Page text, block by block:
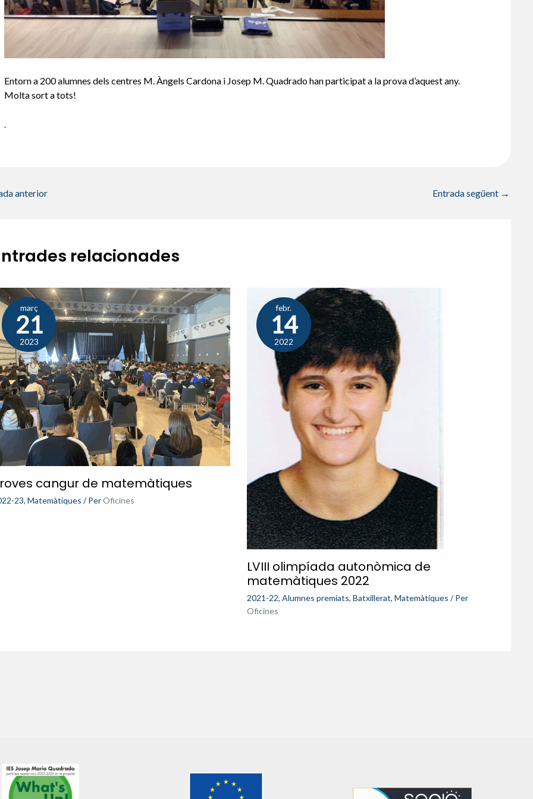
Entorn a 200 alumnes dels centres M. Àngels Cardona i Josep M. Quadrado han participat a la prova d’aquest any.
Molta sort a tots!
.
anterior Entrada següent →
relacionades
març
21
2023
cangur de matemàtiques
23, Matemàtiques / PerOficines
febr.
14
2022
LVIII olimpíada autonòmica de
matemàtiques 2022
2021-22,Alumnes premiats,Batxillerat,Matemàtiques / Per
Oficines